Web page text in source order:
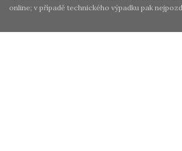
online; v případě technického výpadku pak